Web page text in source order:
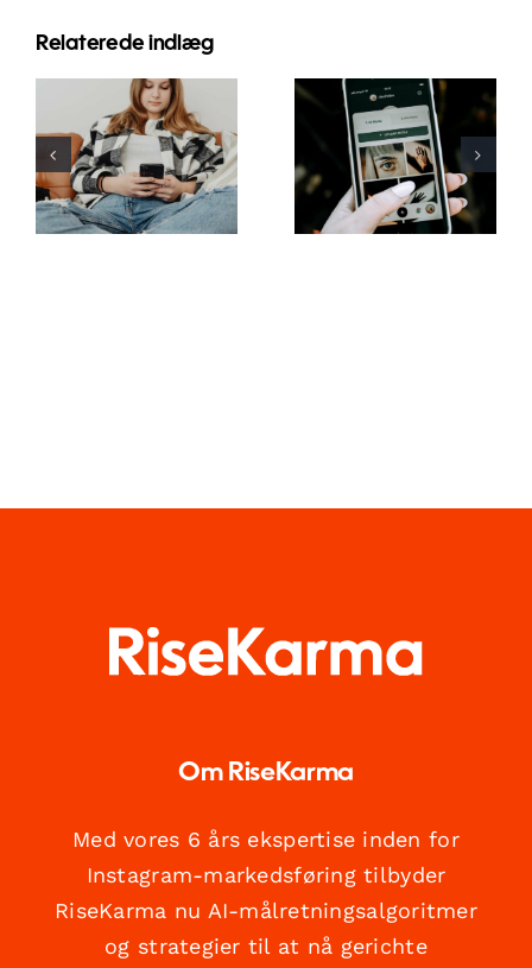
Relaterede indlæg
Innovative
strategier til
at øge
synligheden
af
Facebook-
Bedste
praksis for
brug af
augmented
reality-filtre
på sociale
Om RiseKarma
Med vores 6 års ekspertise inden for
Instagram-markedsføring tilbyder
RiseKarma nu AI-målretningsalgoritmer
og strategier til at nå gerichte